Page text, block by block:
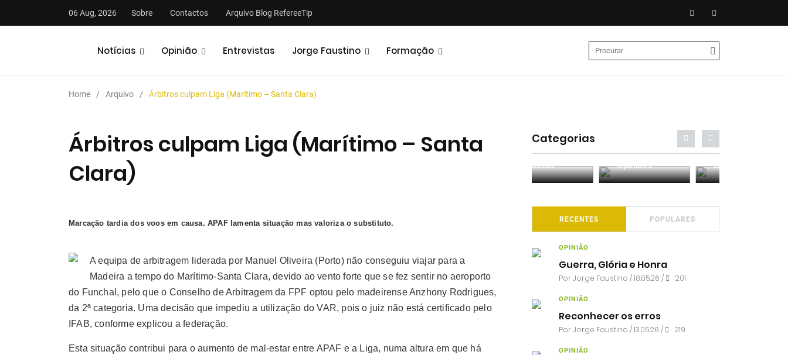
06 Aug, 2026 Sobre Contactos Arquivo Blog RefereeTip
Notícias Opinião Entrevistas Jorge Faustino Formação
Home Arquivo Árbitros culpam Liga (Marítimo – Santa Clara)
Árbitros culpam Liga (Marítimo – Santa
Clara)
Marcação tardia dos voos em causa. APAF lamenta situação mas valoriza o substituto.
A equipa de arbitragem liderada por Manuel Oliveira (Porto) não conseguiu viajar para a
Madeira a tempo do Marítimo-Santa Clara, devido ao vento forte que se fez sentir no aeroporto
do Funchal, pelo que o Conselho de Arbitragem da FPF optou pelo madeirense Anzhony Rodrigues,
da 2ª categoria. Uma decisão que impediu a utilização do VAR, pois o juiz não está certificado pelo
IFAB, conforme explicou a federação.
Esta situação contribui para o aumento de mal-estar entre APAF e a Liga, numa altura em que há
Categorias
Análises Entrevistas Análises
RECENTES POPULARES
OPINIÃO
Guerra, Glória e Honra
PorJorge Faustino / 18.05.26 / 201
OPINIÃO
Reconhecer os erros
PorJorge Faustino / 13.05.26 / 219
OPINIÃO